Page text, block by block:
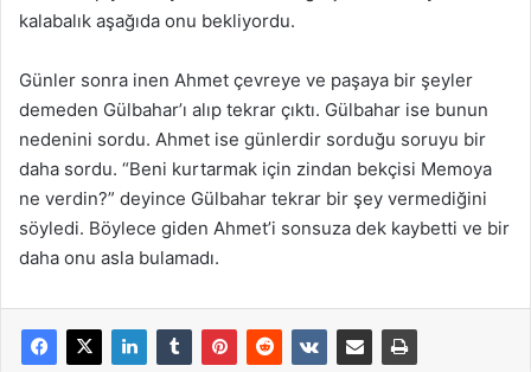
kalabalık aşağıda onu bekliyordu.
Günler sonra inen Ahmet çevreye ve paşaya bir şeyler
demeden Gülbahar’ı alıp tekrar çıktı. Gülbahar ise bunun
nedenini sordu. Ahmet ise günlerdir sorduğu soruyu bir
daha sordu. “Beni kurtarmak için zindan bekçisi Memoya
ne verdin?” deyince Gülbahar tekrar bir şey vermediğini
söyledi. Böylece giden Ahmet’i sonsuza dek kaybetti ve bir
daha onu asla bulamadı.